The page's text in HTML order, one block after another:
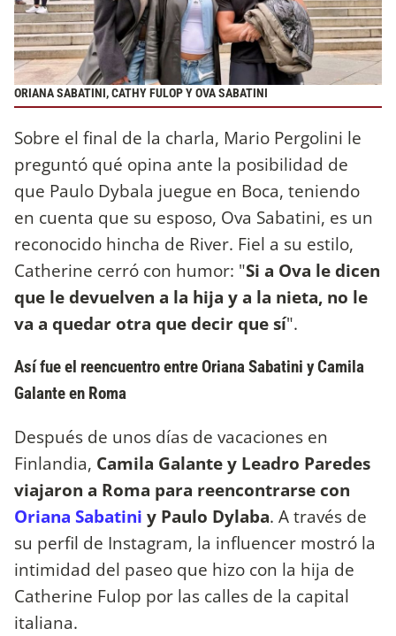
ORIANA SABATINI, CATHY FULOP Y OVA SABATINI
Sobre el final de la charla, Mario Pergolini le
preguntó qué opina ante la posibilidad de
que Paulo Dybala juegue en Boca, teniendo
en cuenta que su esposo, Ova Sabatini, es un
reconocido hincha de River. Fiel a su estilo,
Catherine cerró con humor: "Si a Ova le dicen
que le devuelven a la hija y a la nieta, no le
va a quedar otra que decir que sí".
Así fue el reencuentro entre Oriana Sabatini y Camila
Galante en Roma
Después de unos días de vacaciones en
Finlandia, Camila Galante y Leadro Paredes
viajaron a Roma para reencontrarse con
Oriana Sabatini y Paulo Dylaba. A través de
su perfil de Instagram, la influencer mostró la
intimidad del paseo que hizo con la hija de
Catherine Fulop por las calles de la capital
italiana.